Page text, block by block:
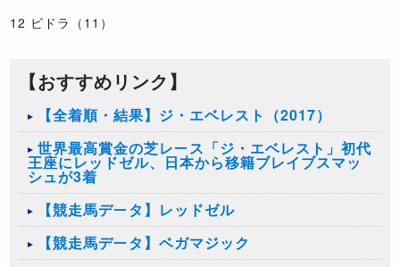
12 ビドラ（11）
【おすすめリンク】
【全着順・結果】ジ・エベレスト（2017）
世界最高賞金の芝レース「ジ・エベレスト」初代
王座にレッドゼル、日本から移籍ブレイブスマッ
シュが3着
【競走馬データ】レッドゼル
【競走馬データ】ベガマジック